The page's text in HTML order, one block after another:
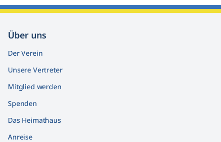
Über uns
Der Verein
Unsere Vertreter
Mitglied werden
Spenden
Das Heimathaus
Anreise